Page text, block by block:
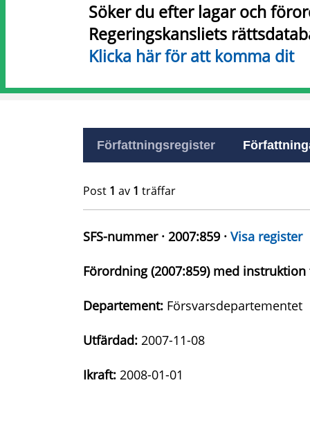
Söker du efter lagar och
Regeringskansliets
Klicka här för att komma dit
Författningsregister
Post 1 av 1 träffar
SFS-nummer · 2007:859 · Visa register
Förordning (2007:859) med
Departement: Försvarsdepartementet
Utfärdad: 2007-11-08
Ikraft: 2008-01-01